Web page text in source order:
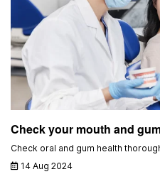
Check your mouth and
Check oral and gum health
14 Aug 2024